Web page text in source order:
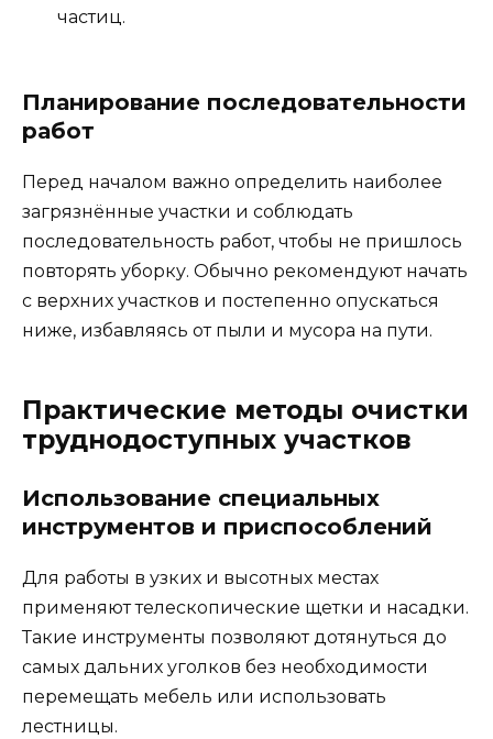
частиц.
Планирование последовательности
работ
Перед началом важно определить наиболее
загрязнённые участки и соблюдать
последовательность работ, чтобы не пришлось
повторять уборку. Обычно рекомендуют начать
с верхних участков и постепенно опускаться
ниже, избавляясь от пыли и мусора на пути.
Практические методы очистки
труднодоступных участков
Использование специальных
инструментов и приспособлений
Для работы в узких и высотных местах
применяют телескопические щетки и насадки.
Такие инструменты позволяют дотянуться до
самых дальних уголков без необходимости
перемещать мебель или использовать
лестницы.